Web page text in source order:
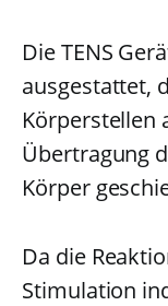
Die TENS
ausgestattet,
Körperstellen
Übertragung
Körper
Da die
Stimulation